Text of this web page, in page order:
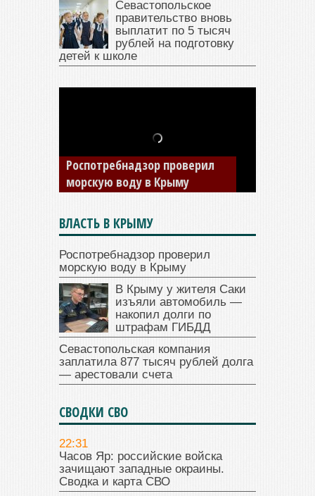
Севастопольское
правительство вновь
выплатит по 5 тысяч
рублей на подготовку
детей к школе
В Крыму у жителя Саки
изъяли автомобиль —
накопил долги по штрафам
ГИБДД
ВЛАСТЬ В КРЫМУ
Роспотребнадзор проверил
морскую воду в Крыму
В Крыму у жителя Саки
изъяли автомобиль —
накопил долги по
штрафам ГИБДД
Севастопольская компания
заплатила 877 тысяч рублей долга
— арестовали счета
СВОДКИ СВО
22:31
Часов Яр: российские войска
зачищают западные окраины.
Сводка и карта СВО